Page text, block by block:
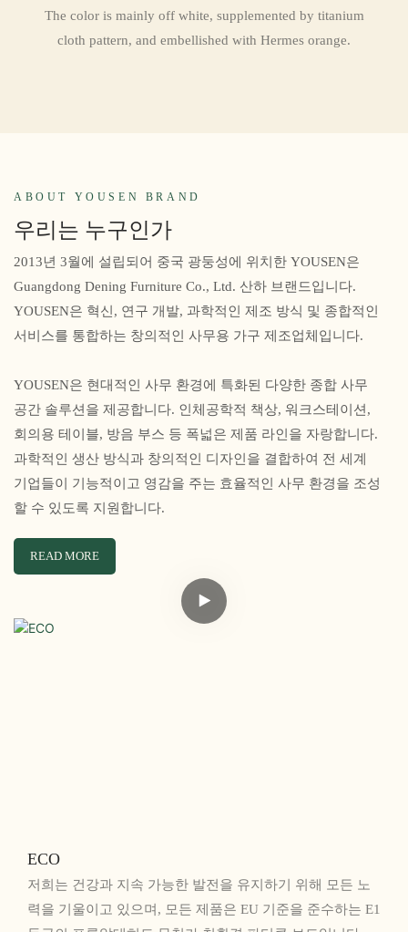
The color is mainly off white, supplemented by titanium
cloth pattern, and embellished with Hermes orange.
ABOUT YOUSEN BRAND
우리는 누구인가
2013년 3월에 설립되어 중국 광둥성에 위치한 YOUSEN은
Guangdong Dening Furniture Co., Ltd. 산하 브랜드입니다.
YOUSEN은 혁신, 연구 개발, 과학적인 제조 방식 및 종합적인
서비스를 통합하는 창의적인 사무용 가구 제조업체입니다.
YOUSEN은 현대적인 사무 환경에 특화된 다양한 종합 사무
공간 솔루션을 제공합니다. 인체공학적 책상, 워크스테이션,
회의용 테이블, 방음 부스 등 폭넓은 제품 라인을 자랑합니다.
과학적인 생산 방식과 창의적인 디자인을 결합하여 전 세계
기업들이 기능적이고 영감을 주는 효율적인 사무 환경을 조성
할 수 있도록 지원합니다.
READ MORE
ECO
저희는 건강과 지속 가능한 발전을 유지하기 위해 모든 노
력을 기울이고 있으며, 모든 제품은 EU 기준을 준수하는 E1